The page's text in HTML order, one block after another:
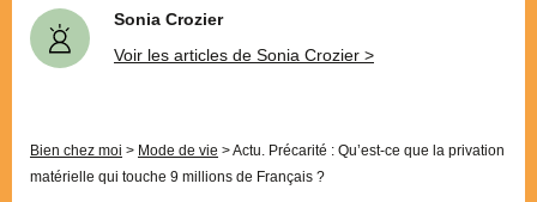
Sonia Crozier
Voir les articles de Sonia Crozier >
Bien chez moi > Mode de vie >Actu. Précarité : Qu’est-ce que la privation
matérielle qui touche 9 millions de Français ?